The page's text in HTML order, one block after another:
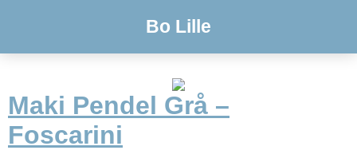
Bo Lille
Maki Pendel Grå –
Foscarini